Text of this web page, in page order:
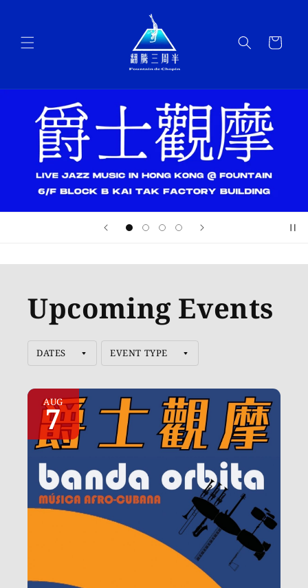
物
Upcoming Events
DATES EVENT TYPE
AUG
7